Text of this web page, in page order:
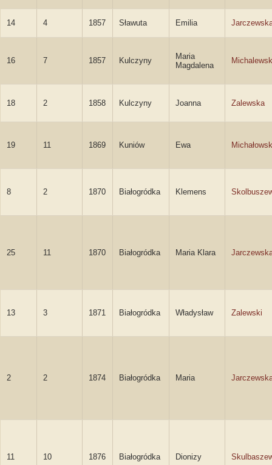
14 4 1857 Sławuta Emilia
16 7 1857 Kulczyny
Maria
Magdalena
18 2 1858 Kulczyny Joanna Zalewska
19 11 1869 Kuniów Ewa
8 2 1870 Białogródka Klemens
25 11 1870 Białogródka Maria Klara
13 3 1871 Białogródka Władysław Zalewski
2 2 1874 Białogródka Maria
11 10 1876 Białogródka Dionizy